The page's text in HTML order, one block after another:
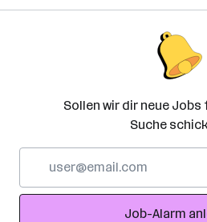
Sollen wir dir neue
Suche
Adresse
Job-Alarm